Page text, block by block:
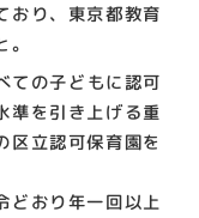
おり、東京都教育
ての子どもに認可
準を引き上げる重
区立認可保育園を
どおり年一回以上